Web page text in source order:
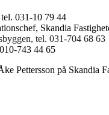
031-10 79 44
Skandia
tel. 031-704 68 63
010-743 44 65
Pettersson på Skandia